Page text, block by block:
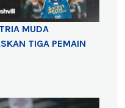
MUDA
TIGA PEMAIN